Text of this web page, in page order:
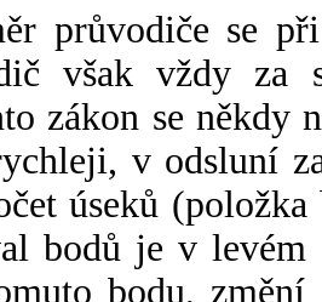
průvodiče se
však vždy za
zákon se někdy
v odsluní
úseků
bodů je v
bodu,